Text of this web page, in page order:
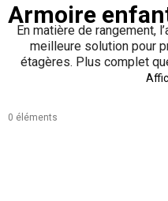
Armoire
En matière de rangement,
meilleure solution pour
étagères. Plus complet
0 éléments